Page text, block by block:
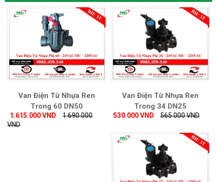
Van Điện Từ Nhựa Ren
Trong 60 DN50
1.615.000 VND
1.690.000
VND
Van Điện Từ Nhựa Ren
Trong 34 DN25
530.000 VND 565.000 VND